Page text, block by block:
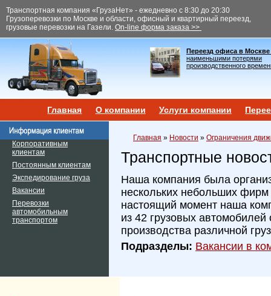
Транспортная компания «ГрузаНет» - ежедневно с 8:30 до 20:30
Грузоперевозки по Москве и области, офисный и квартирный переезд,
грузовые перевозки на Газели. On-line форма заказа >>
Переезд офиса в Москве
наименьшими потерями
производственного
Главная О компании Услуги компании
Корпоративным
клиентам
Постоянным клиентам
Экспедирование груза
Вакансии
Перевозки
автомобильным
транспортом
Главная » Новости » Ограничения
Транспортные
Наша компания была
нескольких небольших фирм
настоящий момент наша
из 42 грузовых автомобилей
производства различной
Подразделы: Вакансии в